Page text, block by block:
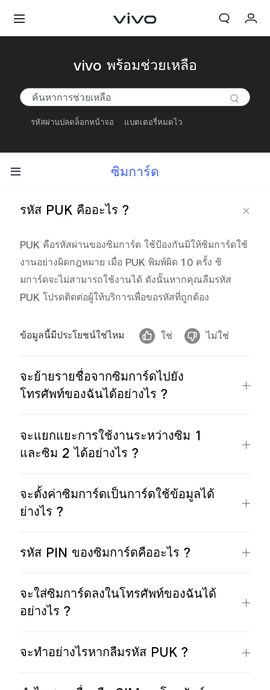
ประเทศไทย | เลือกประเทศ/ภูมิภาค
ลงชื่อเข้าใช้/ลงทะเบียน
vivo พร้อมช่วยเหลือ
รหัสผ่านปลดล็อกหน้าจอ แบตเตอรี่หมดไว
ซิมการ์ด
รหัส PUK คืออะไร ?
PUK คือรหัสผ่านของซิมการ์ด ใช้ป้องกันมิให้ซิมการ์ดใช้
งานอย่างผิดกฎหมาย เมื่อ PUK พิมพ์ผิด 10 ครั้ง ซิ
มการ์ดจะไม่สามารถใช้งานได้ ดังนั้นหากคุณลืมรหัส
PUK โปรดติดต่อผู้ให้บริการเพื่อขอรหัสที่ถูกต้อง
ข้อมูลนี้มีประโยชน์ใช่ไหม ใช่ ไม่ใช่
จะย้ายรายชื่อจากซิมการ์ดไปยัง
โทรศัพท์ของฉันได้อย่างไร ?
จะแยกแยะการใช้งานระหว่างซิม 1
และซิม 2 ได้อย่างไร ?
จะตั้งค่าซิมการ์ดเป็นการ์ดใช้ข้อมูลได้
ย่างไร ?
รหัส PIN ของซิมการ์ดคืออะไร ?
จะใส่ซิมการ์ดลงในโทรศัพท์ของฉันได้
อย่างไร ?
จะทำอย่างไรหากลืมรหัส PUK ?